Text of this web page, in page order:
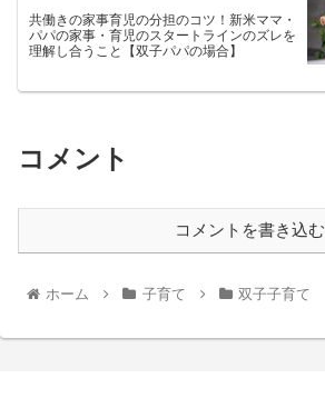
共働きの家事育児の分担のコツ！新米ママ・
パパの家事・育児のスタートラインのズレを
理解し合うこと【双子パパの場合】
コメント
コメントを書き込む
ホーム 子育て 双子子育て